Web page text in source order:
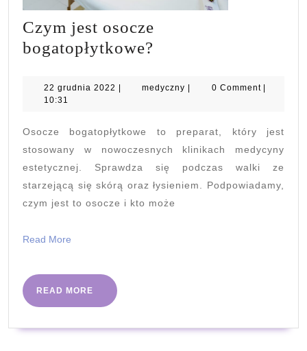
Czym jest osocze
bogatopłytkowe?
osocze
22 grudnia 2022 22
medyczny medyczny0 Comment
10:31
Osocze bogatopłytkowe to preparat, który jest
stosowany w nowoczesnych klinikach medycyny
estetycznej. Sprawdza się podczas walki ze
starzejącą się skórą oraz łysieniem. Podpowiadamy,
czym jest to osocze i kto może
Read More
READ MORE
READ
MORE